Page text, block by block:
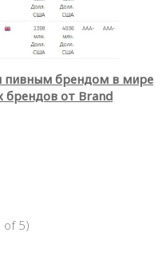
пивным брендом в мире
от Brand
of 5)